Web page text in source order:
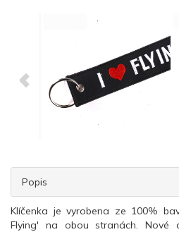
Popis
Klíčenka je vyrobena ze 100%
Flying' na obou stranách. Nové